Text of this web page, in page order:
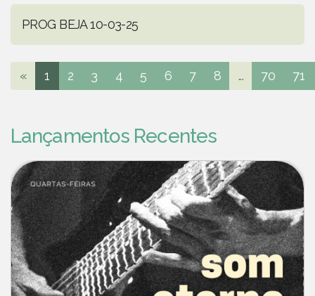
PROG BEJA 10-03-25
« 1 2 3 4 5 6 7 8 ... 70 71
Lançamentos Recentes